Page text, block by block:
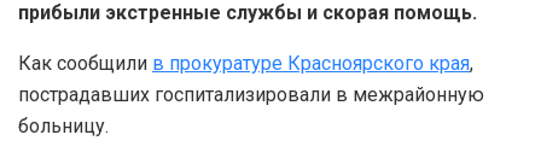
прибыли экстренные службы и скорая помощь.
Как сообщили в прокуратуре Красноярского края,
пострадавших госпитализировали в межрайонную
больницу.